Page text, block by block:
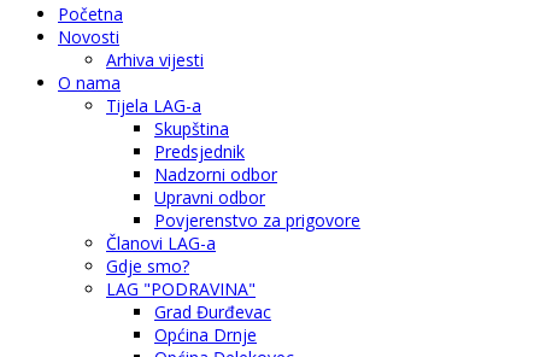
Početna
Novosti
Arhiva vijesti
O nama
Tijela LAG-a
Skupština
Predsjednik
Nadzorni odbor
Upravni odbor
Povjerenstvo za prigovore
Članovi LAG-a
Gdje smo?
LAG "PODRAVINA"
Grad Đurđevac
Općina Drnje